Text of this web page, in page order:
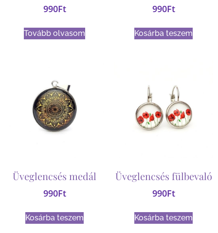
990Ft
Tovább olvasom
990Ft
Kosárba teszem
Üveglencsés medál
990Ft
Kosárba teszem
Üveglencsés fülbevaló
990Ft
Kosárba teszem